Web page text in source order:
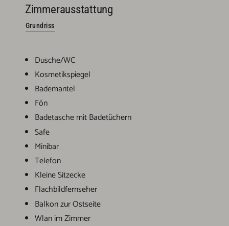
Zimmerausstattung
Grundriss
Dusche/WC
Kosmetikspiegel
Bademantel
Fön
Badetasche mit Badetüchern
Safe
Minibar
Telefon
Kleine Sitzecke
Flachbildfernseher
Balkon zur Ostseite
Wlan im Zimmer